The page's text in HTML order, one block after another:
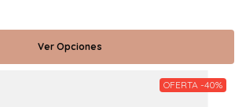
Ver Opciones
OFERTA -40%